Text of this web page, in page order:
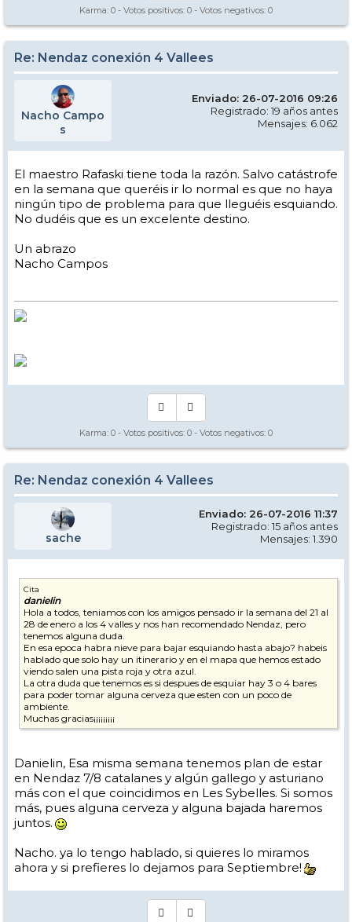
Karma: 0 - Votos positivos: 0 - Votos negativos: 0
Re: Nendaz conexión 4 Vallees
Nacho Campo
s
Enviado: 26-07-2016 09:26
Registrado: 19 años antes
Mensajes: 6.062
El maestro Rafaski tiene toda la razón. Salvo catástrofe
en la semana que queréis ir lo normal es que no haya
ningún tipo de problema para que lleguéis esquiando.
No dudéis que es un excelente destino.
Un abrazo
Nacho Campos
Karma: 0 - Votos positivos: 0 - Votos negativos: 0
Re: Nendaz conexión 4 Vallees
sache
Enviado: 26-07-2016 11:37
Registrado: 15 años antes
Mensajes: 1.390
Cita
danielin
Hola a todos, teniamos con los amigos pensado ir la semana del 21 al
28 de enero a los 4 valles y nos han recomendado Nendaz, pero
tenemos alguna duda.
En esa epoca habra nieve para bajar esquiando hasta abajo? habeis
hablado que solo hay un itinerario y en el mapa que hemos estado
viendo salen una pista roja y otra azul.
La otra duda que tenemos es si despues de esquiar hay 3 o 4 bares
para poder tomar alguna cerveza que esten con un poco de
ambiente.
Muchas gracias¡¡¡¡¡¡¡¡¡
Danielin, Esa misma semana tenemos plan de estar
en Nendaz 7/8 catalanes y algún gallego y asturiano
más con el que coincidimos en Les Sybelles. Si somos
más, pues alguna cerveza y alguna bajada haremos
juntos.
Nacho. ya lo tengo hablado, si quieres lo miramos
ahora y si prefieres lo dejamos para Septiembre!